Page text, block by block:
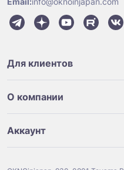
Для клиентов
О компании
Аккаунт